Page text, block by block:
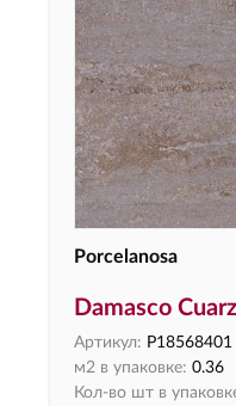
Porcelanosa
Damasco
Артикул: P18568401
м2 в упаковке: 0.36
Кол-во шт в